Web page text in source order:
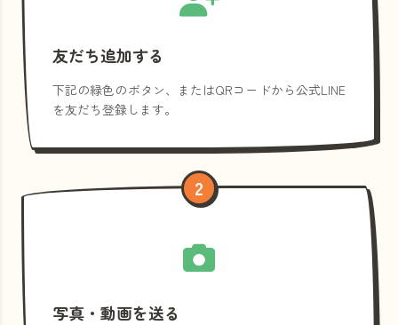
友だち追加する
下記の緑色のボタン、またはQRコードから公式LINE
を友だち登録します。
2
写真・動画を送る